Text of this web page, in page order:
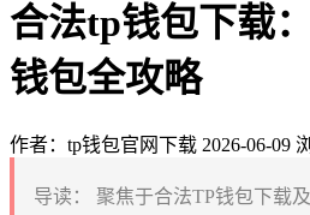
合法tp钱包下载
钱包全攻略
作者：tp钱包官网下载 2026-06-09
导读：
聚焦于合法TP钱包下载